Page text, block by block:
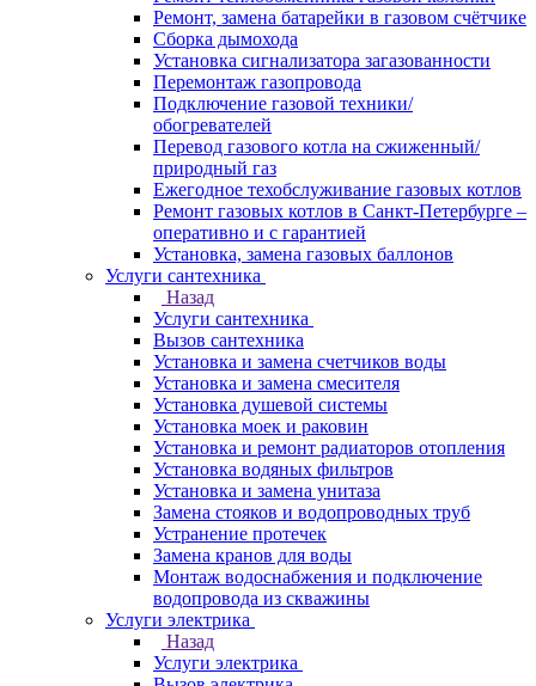
Ремонт, замена батарейки в газовом счётчике
Сборка дымохода
Установка сигнализатора загазованности
Перемонтаж газопровода
Подключение газовой техники/
обогревателей
Перевод газового котла на сжиженный/
природный газ
Ежегодное техобслуживание газовых котлов
Ремонт газовых котлов в Санкт-Петербурге –
оперативно и с гарантией
Установка, замена газовых баллонов
Услуги сантехника
Назад
Услуги сантехника
Вызов сантехника
Установка и замена счетчиков воды
Установка и замена смесителя
Установка душевой системы
Установка моек и раковин
Установка и ремонт радиаторов отопления
Установка водяных фильтров
Установка и замена унитаза
Замена стояков и водопроводных труб
Устранение протечек
Замена кранов для воды
Монтаж водоснабжения и подключение
водопровода из скважины
Услуги электрика
Назад
Услуги электрика